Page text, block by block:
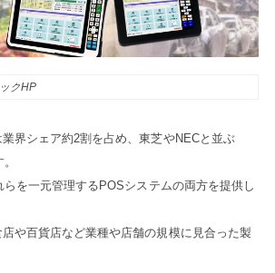
クHP
界シェア約2割を占め、東芝やNECと並ぶ
らを一元管理するPOSシステムの両方を提供し
や百貨店など業種や店舗の規模に見合った製